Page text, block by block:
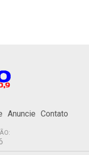
Anuncie Contato